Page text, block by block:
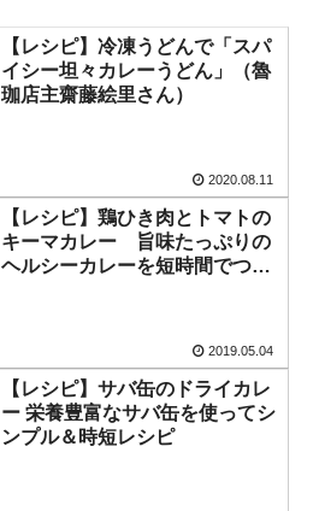
【レシピ】冷凍うどんで「スパ
イシー坦々カレーうどん」（魯
珈店主齋藤絵里さん）
2020.08.11
【レシピ】鶏ひき肉とトマトの
キーマカレー 旨味たっぷりの
ヘルシーカレーを短時間でつく
2019.05.04
【レシピ】サバ缶のドライカレ
ー 栄養豊富なサバ缶を使ってシ
ンプル＆時短レシピ